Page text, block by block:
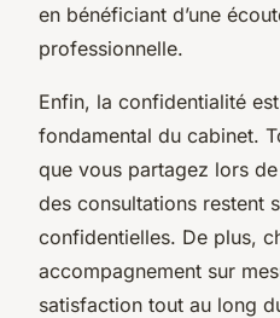
en bénéficiant d’une
professionnelle.
Enfin, la confidentialité
fondamental du cabinet.
que vous partagez lors
des consultations restent
confidentielles. De plus,
accompagnement sur
satisfaction tout au long